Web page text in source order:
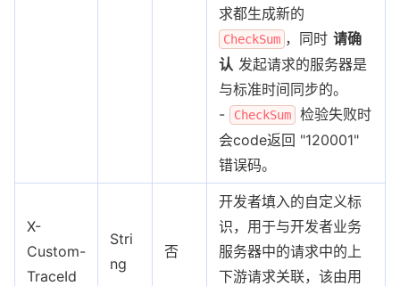
求都生成新的
CheckSum ，同时 请确
认 发起请求的服务器是
与标准时间同步的。
-
CheckSum
检验失败时
会code返回 "120001"
错误码。
X-
Custom-
TraceId
Stri
ng
否
开发者填入的自定义标
识，用于与开发者业务
服务器中的请求中的上
下游请求关联，该由用